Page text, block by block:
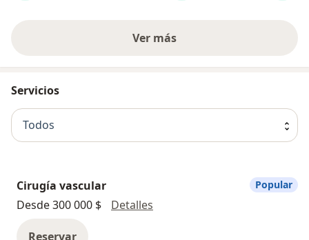
Ver más
Servicios
Todos
Cirugía vascular
Desde 300 000 $
Detalles
Reservar
Popular